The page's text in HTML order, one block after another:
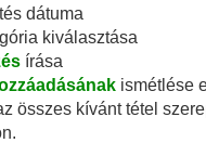
dátuma
kiválasztása
írása
ismétlése
összes kívánt tétel